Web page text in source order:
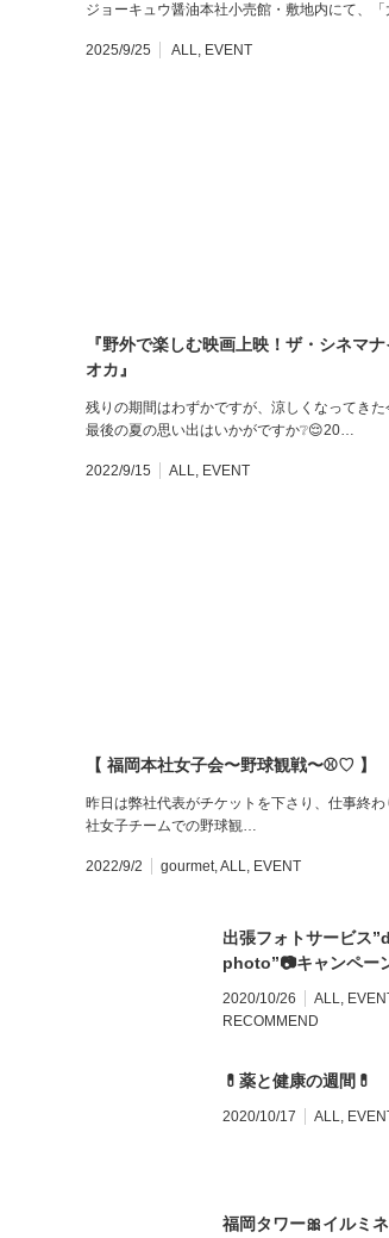
ジョーキュウ醤油本社小売館・敷地内にて、
2025/9/25 ALL, EVENT
『野外で楽しむ映画上映！ザ・シネマ
オカ』
残りの期間はわずかですが、涼しくなってきた
最後の夏の思い出はいかがですか❔😌20…
2022/9/15 ALL, EVENT
【 福岡本社女子会〜野球観戦〜⚾️♡ 】
昨日は弊社代表がチケットを下さり、仕事終
社女子チームでの野球観…
2022/9/2 gourmet,ALL, EVENT
出張フォトサービス
photo”📷キャンペー
2020/10/26 ALL,
RECOMMEND
💊薬と健康の週間💊
2020/10/17 ALL,
福岡タワー🎀イルミ